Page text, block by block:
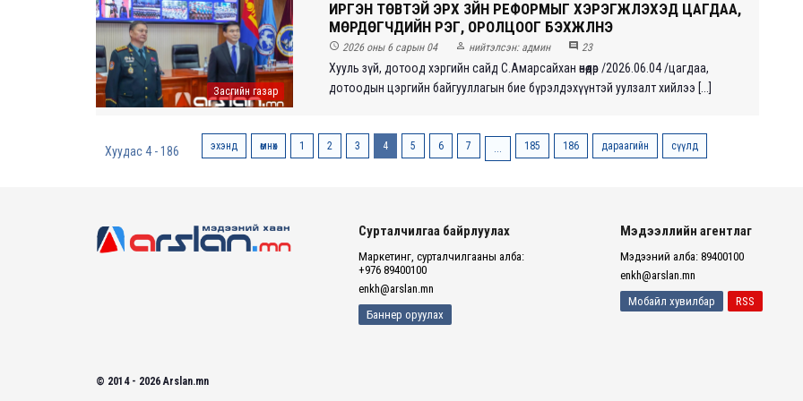
Засгийн газар
ИРГЭН ТӨВТЭЙ ЭРХ ЗҮЙН РЕФОРМЫГ ХЭРЭГЖҮҮЛЭХЭД ЦАГДАА,
МӨРДӨГЧДИЙН ҮҮРЭГ, ОРОЛЦООГ БЭХЖҮҮЛНЭ
 2026 оны 6 сарын 04  нийтэлсэн: админ  23
Хууль зүй, дотоод хэргийн сайд С.Амарсайхан өнөөдөр /2026.06.04 /цагдаа,
дотоодын цэргийн байгууллагын бие бүрэлдэхүүнтэй уулзалт хийлээ [...]
Хуудас 4 - 186 эхэнд өмнөх 1 2 3 4 5 6 7 ... 185 186 дараагийн сүүлд
Сурталчилгаа байрлуулах
Маркетинг, сурталчилгааны алба:
+976 89400100
enkh@arslan.mn
Баннер оруулах
Мэдээллийн агентлаг
Мэдээний алба: 89400100
enkh@arslan.mn
Мобайл хувилбар
RSS
© 2014 - 2026 Arslan.mn